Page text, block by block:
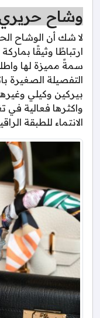
وشاح
لا شك أن الوشاح
ارتباطًا وثيقًا
التفصيلة الصغيرة
بيركين وكيلي
واكثرها فعالية في
الانتماء للطبقة